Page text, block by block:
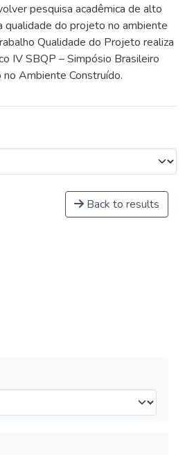
pesquisa acadêmica de alto
qualidade do projeto no ambiente
Qualidade do Projeto realiza
IV SBQP – Simpósio Brasileiro
Ambiente Construído.
Back to results